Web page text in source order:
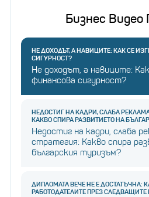
Бизнес Видео
НЕ ДОХОДЪТ, А НАВИЦИТЕ: КАК СЕ
СИГУРНОСТ?
Не доходът, а навиците:
финансова сигурност?
НЕДОСТИГ НА КАДРИ, СЛАБА
КАКВО СПИРА РАЗВИТИЕТО НА
Недостиг на кадри, слаба
стратегия: Какво спира
българския туризъм?
ДИПЛОМАТА ВЕЧЕ НЕ Е ДОСТАТЪЧНА:
РАБОТОДАТЕЛИТЕ ПРЕЗ